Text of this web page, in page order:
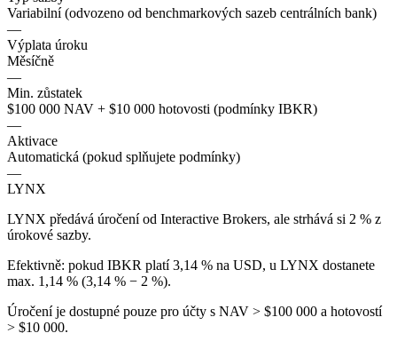
Variabilní (odvozeno od benchmarkových sazeb centrálních bank)
—
Výplata úroku
Měsíčně
—
Min. zůstatek
$100 000 NAV + $10 000 hotovosti (podmínky IBKR)
—
Aktivace
Automatická (pokud splňujete podmínky)
—
LYNX
LYNX předává úročení od Interactive Brokers, ale strhává si 2 % z
úrokové sazby.
Efektivně: pokud IBKR platí 3,14 % na USD, u LYNX dostanete
max. 1,14 % (3,14 % − 2 %).
Úročení je dostupné pouze pro účty s NAV > $100 000 a hotovostí
> $10 000.